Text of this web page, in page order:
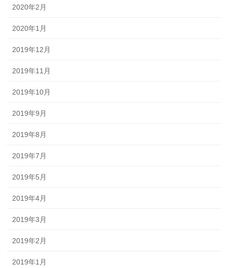
2020年2月
2020年1月
2019年12月
2019年11月
2019年10月
2019年9月
2019年8月
2019年7月
2019年5月
2019年4月
2019年3月
2019年2月
2019年1月